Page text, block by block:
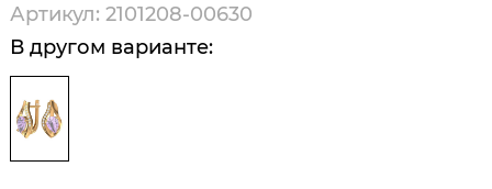
Артикул: 2101208-00630
В другом варианте: